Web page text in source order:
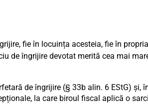
fie în locuința acesteia, fie în
de îngrijire devotat merită cea mai
de îngrijire (§ 33b alin. 6 EStG) și,
la care biroul fiscal aplică o